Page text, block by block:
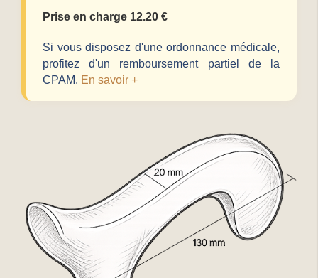
Prise en charge 12.20 €
Si vous disposez d'une ordonnance médicale,
profitez d'un remboursement partiel de la
CPAM. En savoir +